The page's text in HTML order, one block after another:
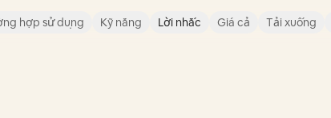
hợp sử dụng Kỹ năng Lời nhắc Giá cả Tải xuống